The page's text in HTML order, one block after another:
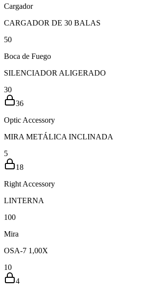
Cargador
CARGADOR DE 30 BALAS
50
Boca de Fuego
SILENCIADOR ALIGERADO
30
36
Optic Accessory
MIRA METÁLICA INCLINADA
5
18
Right Accessory
LINTERNA
100
Mira
OSA-7 1,00X
10
4